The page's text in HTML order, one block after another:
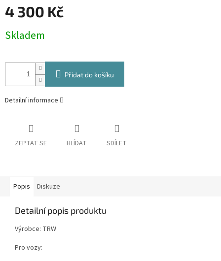
4 300 Kč
cena:
Skladem
Přidat do košíku
Detailní informace
ZEPTAT SE HLÍDAT SDÍLET
Popis Diskuze
Detailní popis produktu
Výrobce: TRW
Pro vozy: